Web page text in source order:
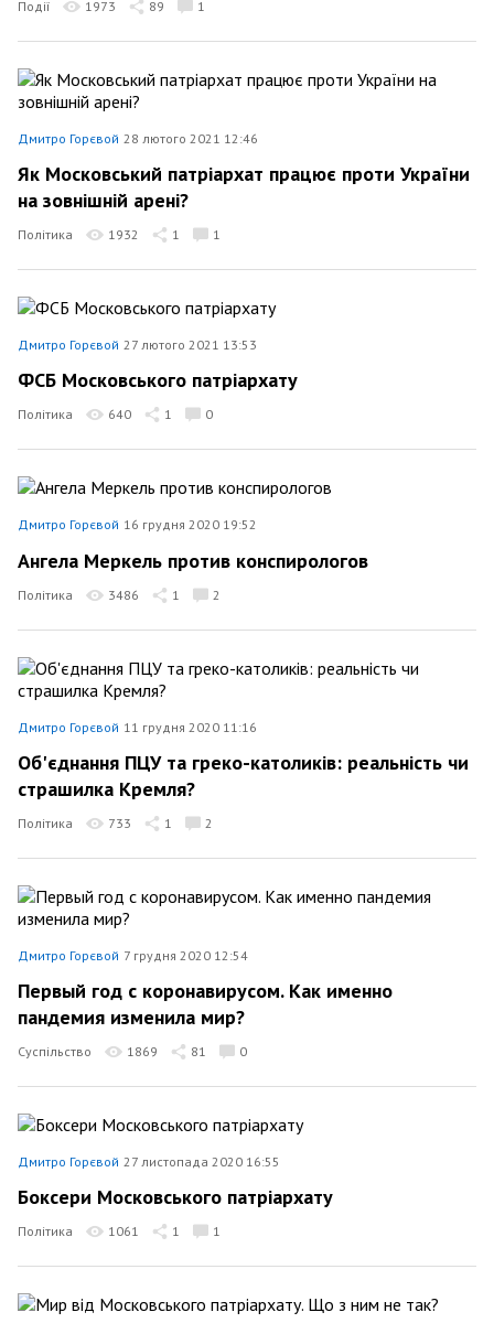
Події 1973 89 1
Дмитро Горєвой 28 лютого 2021 12:46
Як Московський патріархат працює проти України
на зовнішній арені?
Політика 1932 1 1
Дмитро Горєвой 27 лютого 2021 13:53
ФСБ Московського патріархату
Політика 640 1 0
Дмитро Горєвой 16 грудня 2020 19:52
Ангела Меркель против конспирологов
Політика 3486 1 2
Дмитро Горєвой 11 грудня 2020 11:16
Об'єднання ПЦУ та греко-католиків: реальність чи
страшилка Кремля?
Політика 733 1 2
Дмитро Горєвой 7 грудня 2020 12:54
Первый год с коронавирусом. Как именно
пандемия изменила мир?
Суспільство 1869 81 0
Дмитро Горєвой 27 листопада 2020 16:55
Боксери Московського патріархату
Політика 1061 1 1